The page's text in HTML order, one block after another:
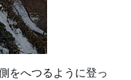
をへつるように登っ